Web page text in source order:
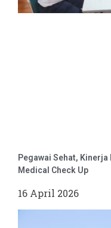
Pegawai Sehat, Kinerja
Medical Check Up
16 April 2026